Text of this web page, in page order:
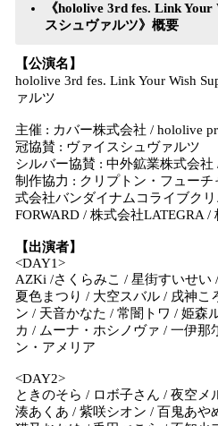
《hololive 3rd fes. Link
スシュヴァルツ》概要
【公演名】
hololive 3rd fes. Link Your Wish
ァルツ
主催 : カバー株式会社 / hololive
冠協賛 : ヴァイスシュヴァルツ
シルバー協賛 : 中外鉱業株式会
制作協力 : クリプトン・フュー
式会社バンダイナムコライブク
FORWARD / 株式会社LATEGRA
【出演者】
<DAY1>
AZKi /さくらみこ / 星街すいせい
夏色まつり / 大空スバル / 戌神こ
ン / 天音かなた / 常闇トワ / 姫森
カ / ムーナ・ホシノヴァ / 一伊那
ン・アメリア
<DAY2>
ときのそら / ロボ子さん / 夜空メ
湊あくあ / 紫咲シオン / 百鬼あや